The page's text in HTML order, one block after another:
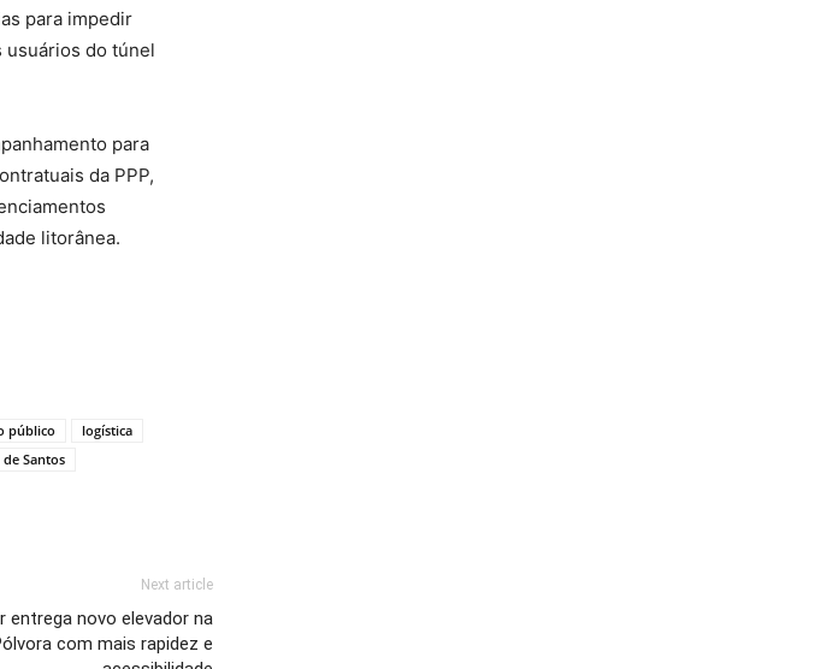
para impedir
usuários do túnel
para
da PPP,
litorânea.
público
logística
Santos
Next article
entrega novo elevador na
com mais rapidez e